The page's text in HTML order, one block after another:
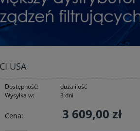
USA
Dostępność:
duża ilość
Wysyłka w:
3 dni
Cena: 3 609,00 zł